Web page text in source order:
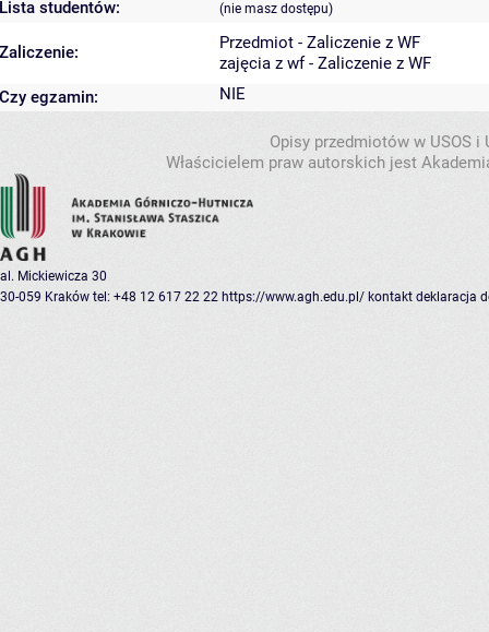
Lista studentów: (nie masz dostępu)
Zaliczenie:
Przedmiot - Zaliczenie z WF
zajęcia z wf - Zaliczenie z WF
Czy egzamin:
NIE
Opisy przedmiotów w USOS
Właścicielem praw autorskich jest
al. Mickiewicza 30
30-059 Kraków tel: +48 12 617 22 22 https://www.agh.edu.pl/ kontakt deklaracja